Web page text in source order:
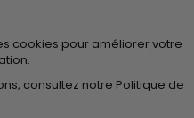
cookies pour améliorer votre
consultez notre Politique de